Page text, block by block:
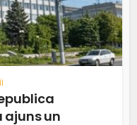
ajuns un